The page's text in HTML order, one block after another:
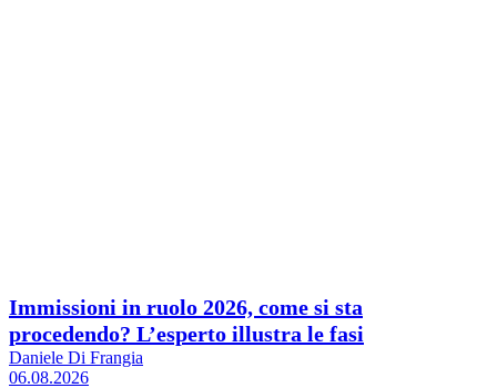
Immissioni in ruolo 2026, come si sta
procedendo? L’esperto illustra le fasi
Daniele Di Frangia
06.08.2026